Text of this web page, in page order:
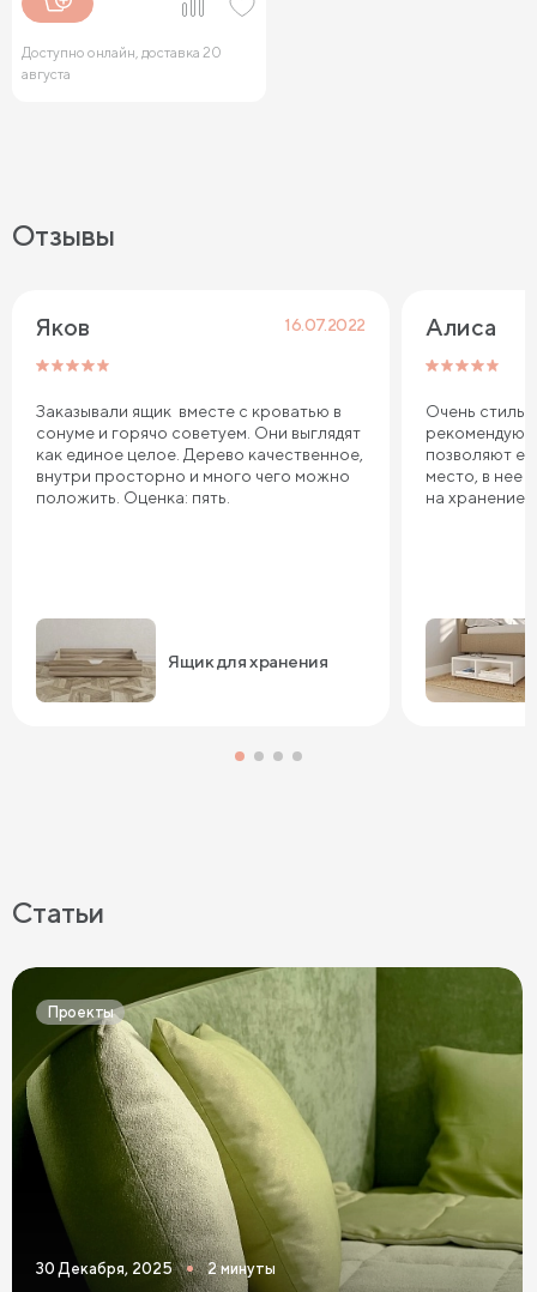
Доступно онлайн, доставка 20
августа
Отзывы
Яков 16.07.2022
Заказывали ящик вместе с кроватью в
сонуме и горячо советуем. Они выглядят
как единое целое. Дерево качественное,
внутри просторно и много чего можно
положить. Оценка: пять.
Ящик для хранения
Алиса
Очень
рекомендую
позволяют
место, в нее
на хранение.
Статьи
Проекты
30 Декабря, 2025 2 минуты